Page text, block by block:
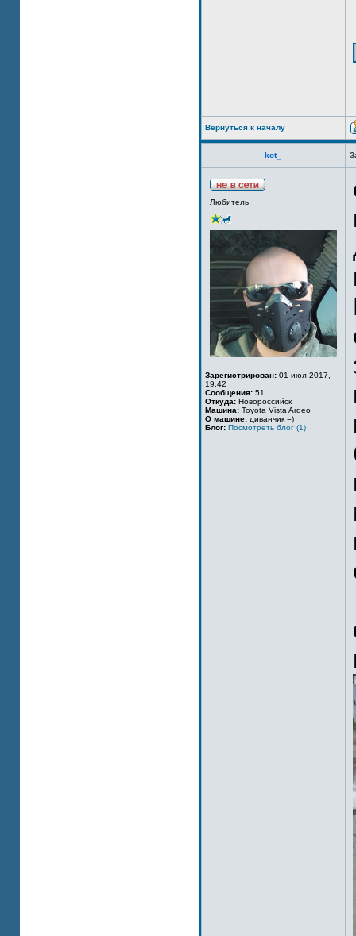
Вернуться к началу
kot_
Любитель
Зарегистрирован: 01 июл 2017,
19:42
Сообщения: 51
Откуда: Новороссийск
Машина: Toyota Vista Ardeo
О машине: диванчик =)
Блог: Посмотреть блог (1)